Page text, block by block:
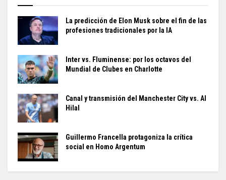
La predicción de Elon Musk sobre el fin de las
profesiones tradicionales por la IA
Inter vs. Fluminense: por los octavos del
Mundial de Clubes en Charlotte
Canal y transmisión del Manchester City vs. Al
Hilal
Guillermo Francella protagoniza la crítica
social en Homo Argentum